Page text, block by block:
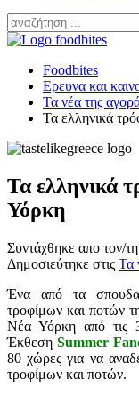
Foodbites
Ερευνα και
Τα νέα της
Τα ελληνικά
Τα ελληνικά
Υόρκη
Συντάχθηκε απο τον/
Δημοσιεύτηκε στις Τα
Ένα από τα
τροφίμων και ποτών
Νέα Υόρκη από τις
Έκθεση Summer
80 χώρες για να
τροφίμων και ποτών.